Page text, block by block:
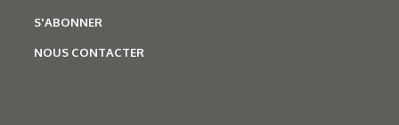
S'ABONNER
NOUS CONTACTER